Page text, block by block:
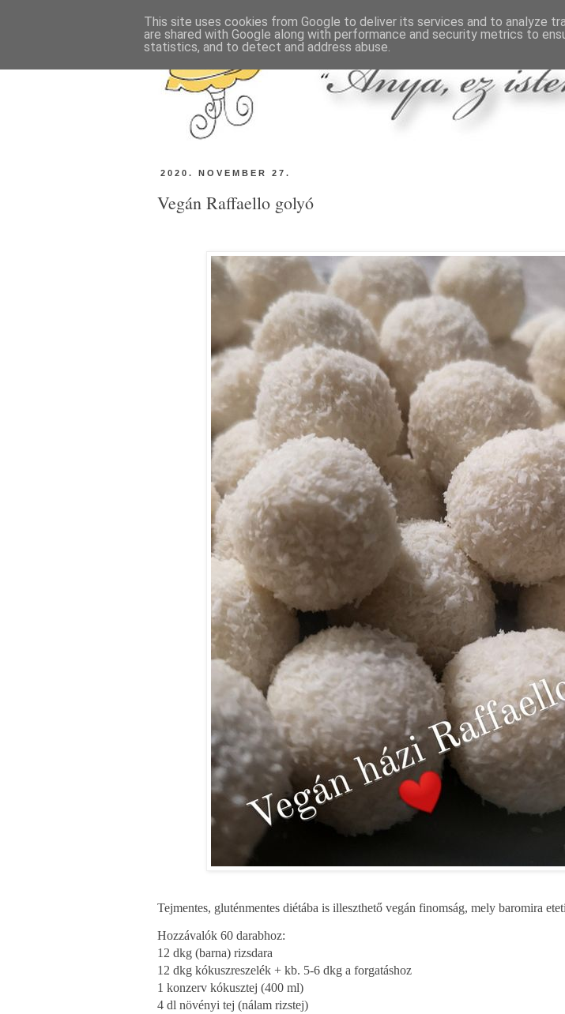
2020. NOVEMBER 27.
Vegán Raffaello golyó
Tejmentes, gluténmentes diétába is illeszthető vegán finomság, mely baromira
Hozzávalók 60 darabhoz:
12 dkg (barna) rizsdara
12 dkg kókuszreszelék + kb. 5-6 dkg a forgatáshoz
1 konzerv kókusztej (400 ml)
4 dl növényi tej (nálam rizstej)
This site uses cookies from Google to deliver its services and to analyze
are shared with Google along with performance and security metrics to
statistics, and to detect and address abuse.